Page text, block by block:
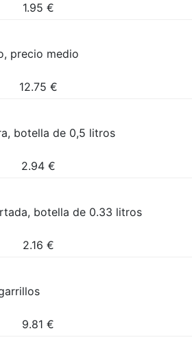
1.95 €
precio medio
12.75 €
botella de 0,5 litros
2.94 €
botella de 0.33 litros
2.16 €
9.81 €